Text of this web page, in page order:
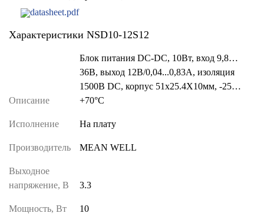
datasheet.pdf
Характеристики NSD10-12S12
Описание
Блок питания DC-DC, 10Вт, вход 9,8…
36В, выход 12В/0,04...0,83А, изоляция
1500В DC, корпус 51х25.4Х10мм, -25…
+70°С
Исполнение На плату
Производитель MEAN WELL
Выходное
напряжение, В
3.3
Мощность, Вт 10